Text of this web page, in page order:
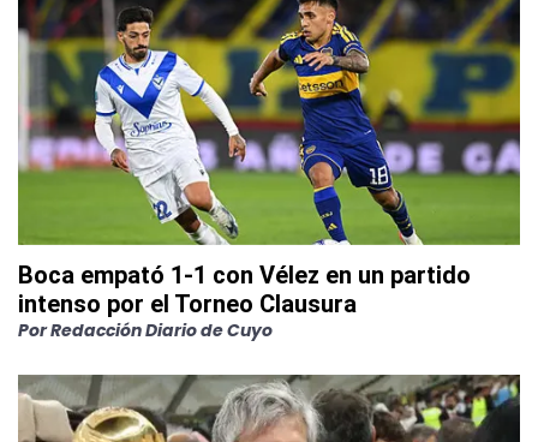
Boca empató 1-1 con Vélez en un partido
intenso por el Torneo Clausura
PorRedacción Diario de Cuyo